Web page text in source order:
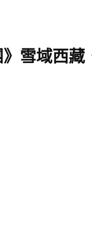
》雪域西